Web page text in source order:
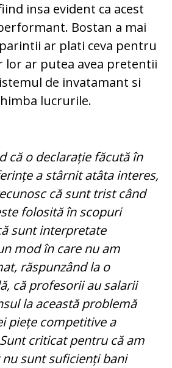
insa evident ca acest
Bostan a mai
ar plati ceva pentru
lor ar putea avea pretentii
de invatamant si
lucrurile.
că o declarație făcută în
a stârnit atâta interes,
că sunt trist când
folosită în scopuri
sunt interpretate
mod în care nu am
răspunzând la o
că profesorii au salarii
la această problemă
piețe competitive a
criticat pentru că am
sunt suficienți bani